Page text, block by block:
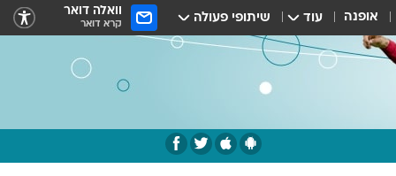
אופנה עוד שיתופי פעולה וואלה דואר
קרא דואר